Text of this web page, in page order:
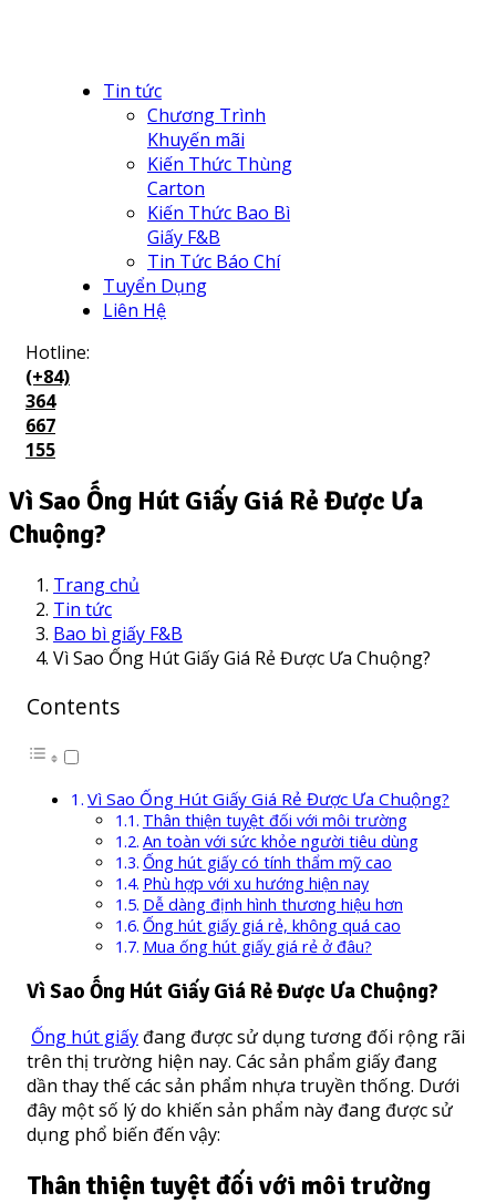
Tin tức
Chương Trình
Khuyến mãi
Kiến Thức Thùng
Carton
Kiến Thức Bao Bì
Giấy F&B
Tin Tức Báo Chí
Tuyển Dụng
Liên Hệ
Hotline:
(+84)
364
667
155
Vì Sao Ống Hút Giấy Giá Rẻ Được Ưa
Chuộng?
Trang chủ
Tin tức
Bao bì giấy F&B
Vì Sao Ống Hút Giấy Giá Rẻ Được Ưa Chuộng?
Contents
Vì Sao Ống Hút Giấy Giá Rẻ Được Ưa Chuộng?
Thân thiện tuyệt đối với môi trường
An toàn với sức khỏe người tiêu dùng
Ống hút giấy có tính thẩm mỹ cao
Phù hợp với xu hướng hiện nay
Dễ dàng định hình thương hiệu hơn
Ống hút giấy giá rẻ, không quá cao
Mua ống hút giấy giá rẻ ở đâu?
Vì Sao Ống Hút Giấy Giá Rẻ Được Ưa Chuộng?
Ống hút giấy đang được sử dụng tương đối rộng rãi
trên thị trường hiện nay. Các sản phẩm giấy đang
dần thay thế các sản phẩm nhựa truyền thống. Dưới
đây một số lý do khiến sản phẩm này đang được sử
dụng phổ biến đến vậy:
Thân thiện tuyệt đối với môi trường